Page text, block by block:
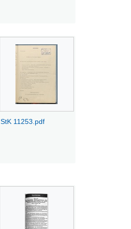
StK 11253.pdf